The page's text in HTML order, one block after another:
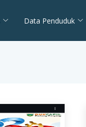
Data Penduduk